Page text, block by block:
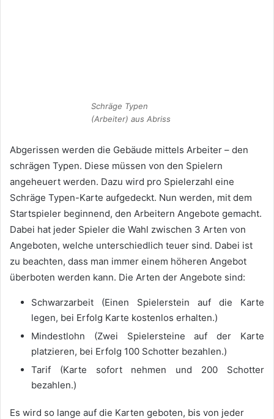
Schräge Typen
(Arbeiter) aus Abriss
Abgerissen werden die Gebäude mittels Arbeiter – den
schrägen Typen. Diese müssen von den Spielern
angeheuert werden. Dazu wird pro Spielerzahl eine
Schräge Typen-Karte aufgedeckt. Nun werden, mit dem
Startspieler beginnend, den Arbeitern Angebote gemacht.
Dabei hat jeder Spieler die Wahl zwischen 3 Arten von
Angeboten, welche unterschiedlich teuer sind. Dabei ist
zu beachten, dass man immer einem höheren Angebot
überboten werden kann. Die Arten der Angebote sind:
Schwarzarbeit (Einen Spielerstein auf die Karte
legen, bei Erfolg Karte kostenlos erhalten.)
Mindestlohn (Zwei Spielersteine auf der Karte
platzieren, bei Erfolg 100 Schotter bezahlen.)
Tarif (Karte sofort nehmen und 200 Schotter
bezahlen.)
Es wird so lange auf die Karten geboten, bis von jeder